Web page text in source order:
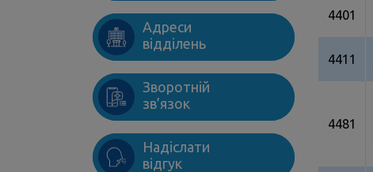
Адреси
відділень
Зворотній
зв’язок
Надіслати
відгук
4401
4411
4481